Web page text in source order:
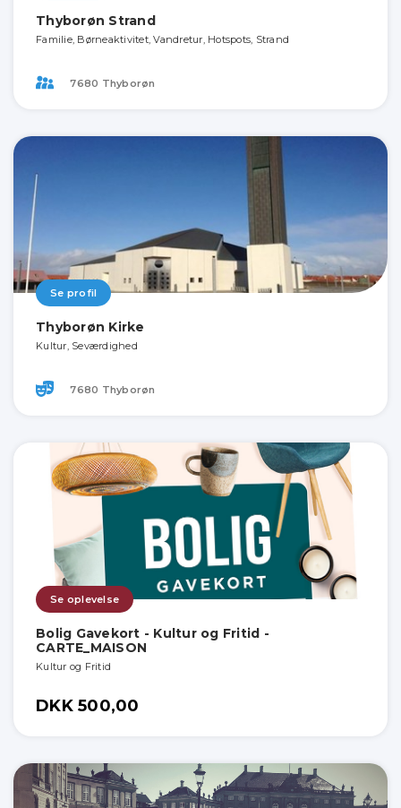
Thyborøn Strand
Familie, Børneaktivitet, Vandretur, Hotspots, Strand
7680 Thyborøn
Se profil
Thyborøn Kirke
Kultur, Seværdighed
7680 Thyborøn
Se oplevelse
Bolig Gavekort - Kultur og Fritid -
CARTE_MAISON
Kultur og Fritid
DKK 500,00